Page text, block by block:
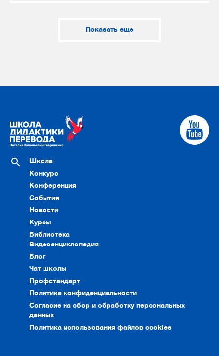
Показать еще
Школа
Конкурс
Конференция
События
Новости
Курсы
Библиотека
Видеоэнциклопедия
Блог
Чат школы
Профстандарт
Политика конфиденциальности
Согласие на сбор и обработку персональных
данных
Политика использования файлов cookies